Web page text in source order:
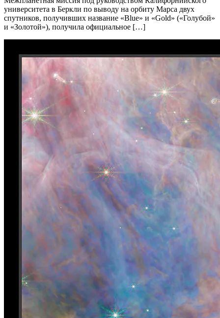
университета в Беркли по выводу на орбиту Марса двух
спутников, получивших название «Blue» и «Gold» («Голубой»
и «Золотой»), получила официальное […]